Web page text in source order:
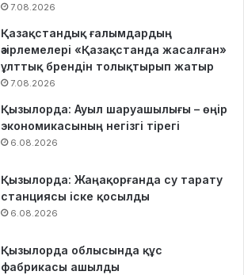
7.08.2026
Қазақстандық ғалымдардың
әзірлемелері «Қазақстанда жасалған»
ұлттық брендін толықтырып жатыр
7.08.2026
Қызылорда: Ауыл шаруашылығы – өңір
экономикасының негізгі тірегі
6.08.2026
Қызылорда: Жаңақорғанда су тарату
станциясы іске қосылды
6.08.2026
Қызылорда облысында құс
фабрикасы ашылды